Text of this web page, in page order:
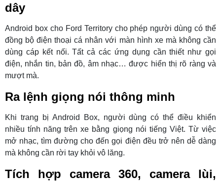
dây
Android box cho Ford Territory cho phép người dùng có thể
đồng bộ điện thoại cá nhân với màn hình xe mà không cần
dùng cáp kết nối. Tất cả các ứng dụng cần thiết như gọi
điện, nhắn tin, bản đồ, âm nhạc… được hiển thị rõ ràng và
mượt mà.
Ra lệnh giọng nói thông minh
Khi trang bị Android Box, người dùng có thể điều khiển
nhiều tính năng trên xe bằng giọng nói tiếng Việt. Từ việc
mở nhạc, tìm đường cho đến gọi điện đều trở nên dễ dàng
mà không cần rời tay khỏi vô lăng.
Tích hợp camera 360, camera lùi,